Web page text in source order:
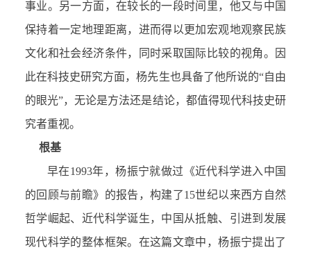
事业。另一方面，在较长的一段时间里，他又与中国
保持着一定地理距离，进而得以更加宏观地观察民族
文化和社会经济条件，同时采取国际比较的视角。因
此在科技史研究方面，杨先生也具备了他所说的“自由
的眼光”，无论是方法还是结论，都值得现代科技史研
究者重视。
根基
早在1993年，杨振宁就做过《近代科学进入中国
的回顾与前瞻》的报告，构建了15世纪以来西方自然
哲学崛起、近代科学诞生，中国从抵触、引进到发展
现代科学的整体框架。在这篇文章中，杨振宁提出了